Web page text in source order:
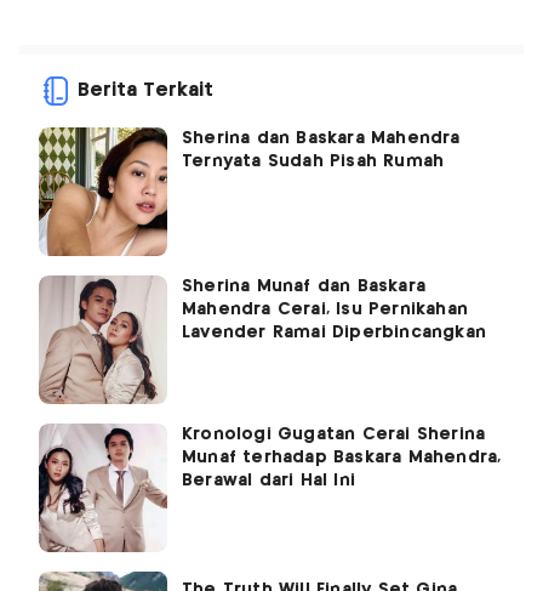
Berita Terkait
Sherina dan Baskara Mahendra
Ternyata Sudah Pisah Rumah
Sherina Munaf dan Baskara
Mahendra Cerai, Isu Pernikahan
Lavender Ramai Diperbincangkan
Kronologi Gugatan Cerai Sherina
Munaf terhadap Baskara Mahendra,
Berawal dari Hal Ini